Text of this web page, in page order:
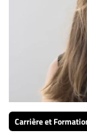
Carrière et